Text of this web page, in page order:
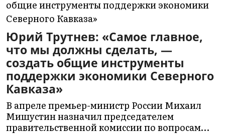
Юрий Трутнев: «Самое главное,
что мы должны сделать, —
создать общие инструменты
поддержки экономики Северного
Кавказа»
В апреле премьер-министр России Михаил
Мишустин назначил председателем
правительственной комиссии по вопросам…